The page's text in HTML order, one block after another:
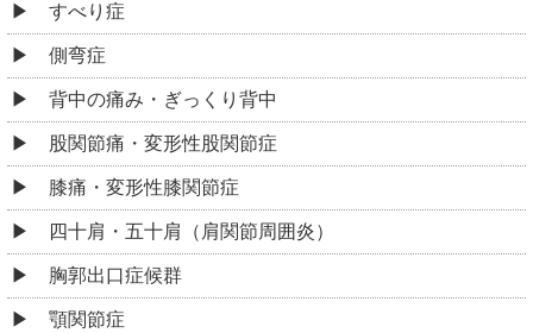
すべり症
側弯症
背中の痛み・ぎっくり背中
股関節痛・変形性股関節症
膝痛・変形性膝関節症
四十肩・五十肩（肩関節周囲炎）
胸郭出口症候群
顎関節症